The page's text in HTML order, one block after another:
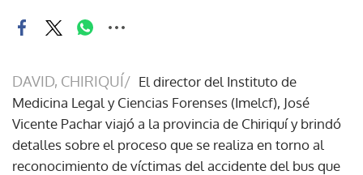
DAVID, CHIRIQUÍ/ El director del Instituto de
Medicina Legal y Ciencias Forenses (Imelcf), José
Vicente Pachar viajó a la provincia de Chiriquí y brindó
detalles sobre el proceso que se realiza en torno al
reconocimiento de víctimas del accidente del bus que